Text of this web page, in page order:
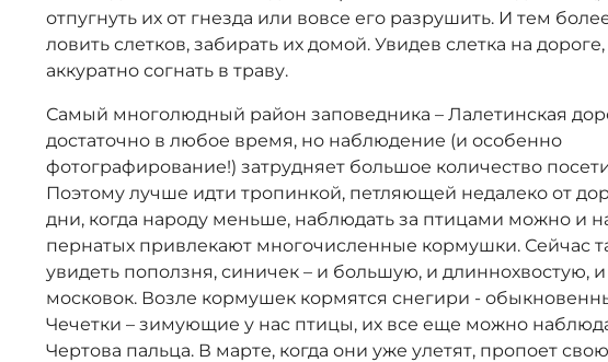
отпугнуть их от гнезда или вовсе его разрушить. И тем
ловить слетков, забирать их домой. Увидев слетка на
аккуратно согнать в траву.
Самый многолюдный район заповедника – Лалетинская
достаточно в любое время, но наблюдение (и особенно
фотографирование!) затрудняет большое количество
Поэтому лучше идти тропинкой, петляющей недалеко от
дни, когда народу меньше, наблюдать за птицами можно и
пернатых привлекают многочисленные кормушки. Сейчас
увидеть поползня, синичек – и большую, и длиннохвостую, и
московок. Возле кормушек кормятся снегири -
Чечетки – зимующие у нас птицы, их все еще можно
Чертова пальца. В марте, когда они уже улетят, пропоет